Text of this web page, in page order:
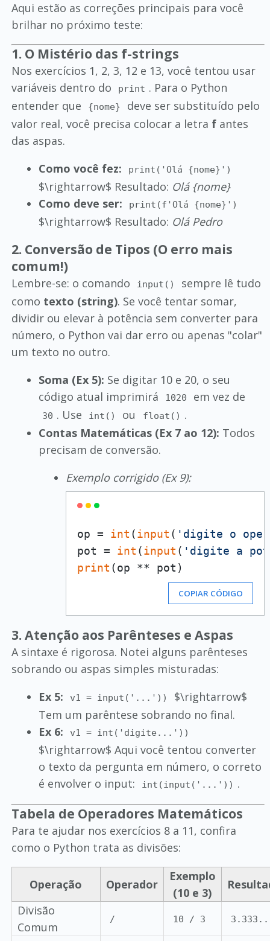
Aqui estão as correções principais para você
brilhar no próximo teste:
1. O Mistério das f-strings
Nos exercícios 1, 2, 3, 12 e 13, você tentou usar
variáveis dentro do
print . Para o Python
entender que
{nome}
deve ser substituído pelo
valor real, você precisa colocar a letra fantes
das aspas.
Como você fez:
print('Olá {nome}')
$\rightarrow$ Resultado: Olá {nome}
Como deve ser:
print(f'Olá {nome}')
$\rightarrow$ Resultado: Olá Pedro
2. Conversão de Tipos (O erro mais
comum!)
Lembre-se: o comando input()
sempre lê tudo
como texto (string). Se você tentar somar,
dividir ou elevar à potência sem converter para
número, o Python vai dar erro ou apenas "colar"
um texto no outro.
Soma (Ex 5): Se digitar 10 e 20, o seu
código atual imprimirá
1020 em vez de
30 . Use int() ou float() .
Contas Matemáticas (Ex 7 ao 12): Todos
precisam de conversão.
Exemplo corrigido (Ex 9):
op = int (input ( 'digite o
pot = int (input ( 'digite a
print
COPIAR CÓDIGO
3. Atenção aos Parênteses e Aspas
A sintaxe é rigorosa. Notei alguns parênteses
sobrando ou aspas simples misturadas:
Ex 5:
v1 = input('...'))
$\rightarrow$
Tem um parêntese sobrando no final.
Ex 6:
v1 = int('digite...'))
$\rightarrow$ Aqui você tentou converter
o texto da pergunta em número, o correto
é envolver o input:
int(input('...')) .
Tabela de Operadores Matemáticos
Para te ajudar nos exercícios 8 a 11, confira
como o Python trata as divisões:
Operação Operador
Exemplo
(10 e 3)
Divisão
Comum
/ 10 / 3